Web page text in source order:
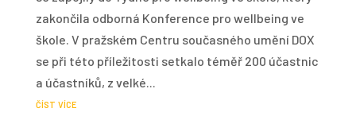
zakončila odborná Konference pro wellbeing ve
škole. V pražském Centru současného umění DOX
se při této příležitosti setkalo téměř 200 účastnic
a účastníků, z velké...
číst více